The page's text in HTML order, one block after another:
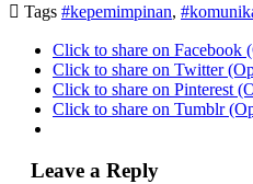
 Tags #kepemimpinan,
Click to share on Facebook
Click to share on Twitter
Click to share on Pinterest
Click to share on Tumblr
Leave a Reply